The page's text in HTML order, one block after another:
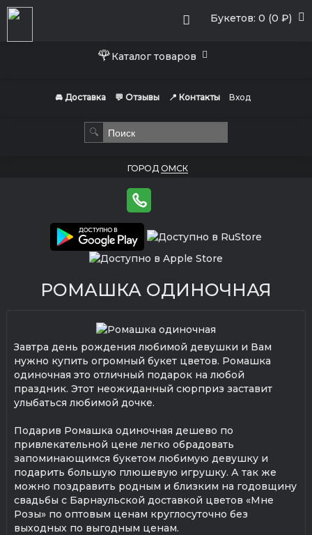
Букетов: 0 (0 ₽)
🌹Каталог товаров
🚘 Доставка 💬 Отзывы 📍 Контакты Вход
🔍
ГОРОД ОМСК
РОМАШКА ОДИНОЧНАЯ
Завтра день рождения любимой девушки и Вам
нужно купить огромный букет цветов. Ромашка
одиночная это отличный подарок на любой
праздник. Этот неожиданный сюрприз заставит
улыбаться любимой дочке.
Подарив Ромашка одиночная дешево по
привлекательной цене легко обрадовать
запоминающимся букетом любимую девушку и
подарить большую плюшевую игрушку. А так же
можно поздравить родным и близким на годовщину
свадьбы с Барнаульской доставкой цветов «Мне
Розы» по оптовым ценам круглосуточно без
выходных по выгодным ценам.